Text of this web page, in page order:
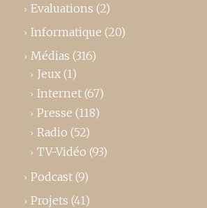
Evaluations (2)
Informatique (20)
Médias (316)
Jeux (1)
Internet (67)
Presse (118)
Radio (52)
TV-Vidéo (93)
Podcast (9)
Projets (41)